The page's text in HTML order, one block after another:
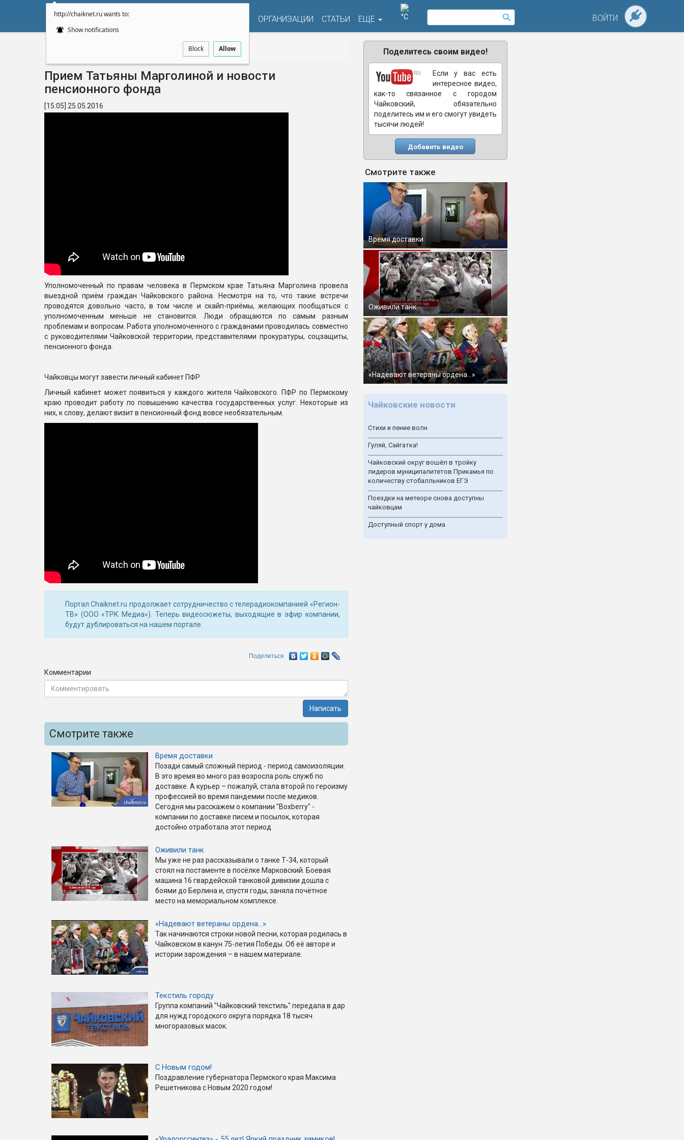
http://chaiknet.ru wants to:
Show notifications
Block Allow
АФИША ОРГАНИЗАЦИИ СТАТЬИ ЕЩЕ °C ВОЙТИ
Прием Татьяны Марголиной и новости
пенсионного фонда
[15:05] 25.05.2016
Уполномоченный по правам человека в Пермском крае Татьяна Марголина провела
выездной приём граждан Чайковского района. Несмотря на то, что такие встречи
проводятся довольно часто, в том числе и скайп-приёмы, желающих пообщаться с
уполномоченным меньше не становится. Люди обращаются по самым разным
проблемам и вопросам. Работа уполномоченного с гражданами проводилась совместно
с руководителями Чайковской территории, представителями прокуратуры, соцзащиты,
пенсионного фонда.
Чайковцы могут завести личный кабинет ПФР
Личный кабинет может появиться у каждого жителя Чайковского. ПФР по Пермскому
краю проводит работу по повышению качества государственных услуг. Некоторые из
них, к слову, делают визит в пенсионный фонд вовсе необязательным.
Портал Chaiknet.ru продолжает сотрудничество с телерадиокомпанией «Регион-
ТВ» (ООО «ТРК Медиа»). Теперь видеосюжеты, выходящие в эфир компании,
будут дублироваться на нашем портале.
Поделиться
Комментарии
Написать
Смотрите также
Время доставки
Позади самый сложный период - период самоизоляции.
В это время во много раз возросла роль служб по
доставке. А курьер – пожалуй, стала второй по героизму
профессией во время пандемии после медиков.
Сегодня мы расскажем о компании "Boxberry" -
компании по доставке писем и посылок, которая
достойно отработала этот период.
Оживили танк
Мы уже не раз рассказывали о танке Т-34, который
стоял на постаменте в посёлке Марковский. Боевая
машина 16 гвардейской танковой дивизии дошла с
боями до Берлина и, спустя годы, заняла почётное
место на мемориальном комплексе.
«Надевают ветераны ордена…»
Так начинаются строки новой песни, которая родилась в
Чайковском в канун 75-летия Победы. Об её авторе и
истории зарождения – в нашем материале.
Текстиль городу
Группа компаний "Чайковский текстиль" передала в дар
для нужд городского округа порядка 18 тысяч
многоразовых масок.
С Новым годом!
Поздравление губернатора Пермского края Максима
Решетникова с Новым 2020 годом!
Поделитесь своим видео!
Если у вас есть
интересное видео,
как-то связанное с городом
Чайковский, обязательно
поделитесь им и его смогут увидеть
тысячи людей!
Добавить видео
Смотрите также
Время доставки
Оживили танк
«Надевают ветераны ордена…»
Чайковские новости
Стихи и пение волн
Гуляй, Сайгатка!
Чайковский округ вошёл в тройку
лидеров муниципалитетов Прикамья по
количеству стобалльников ЕГЭ
Поездки на метеоре снова доступны
чайковцам
Доступный спорт у дома